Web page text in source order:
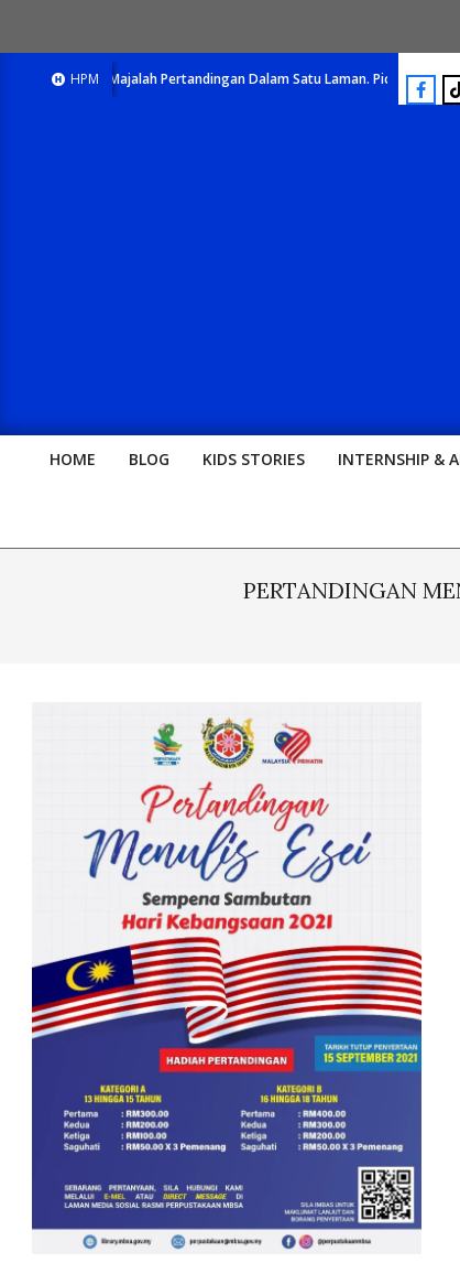
HPM
E-Majalah Pertandingan Dalam Satu Laman. Pick Your Passion !!
HOME BLOG KIDS STORIES INTERNSHIP &
PERTANDINGAN